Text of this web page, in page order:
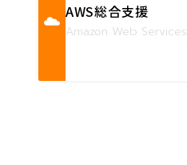
AWS総合支援
Amazon Web Services